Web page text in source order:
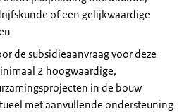
of een gelijkwaardige
de subsidieaanvraag voor deze
2 hoogwaardige,
in de bouw
met aanvullende ondersteuning